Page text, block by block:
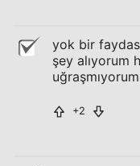
yok bir
şey alıyorum
+2